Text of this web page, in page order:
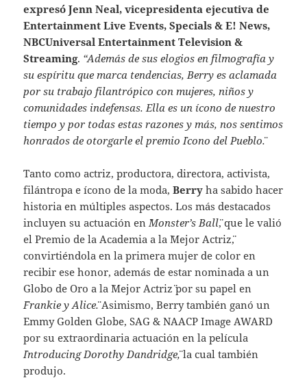
expresó Jenn Neal, vicepresidenta ejecutiva de
Entertainment Live Events, Specials & E! News,
NBCUniversal Entertainment Television &
Streaming. “Además de sus elogios en filmografía y
su espíritu que marca tendencias, Berry es aclamada
por su trabajo filantrópico con mujeres, niños y
comunidades indefensas. Ella es un ícono de nuestro
tiempo y por todas estas razones y más, nos sentimos
honrados de otorgarle el premio ¨Icono del Pueblo¨.
Tanto como actriz, productora, directora, activista,
filántropa e ícono de la moda,Berry ha sabido hacer
historia en múltiples aspectos. Los más destacados
incluyen su actuación en ¨ Monster’s Ball¨, que le valió
el Premio de la Academia a la ¨Mejor Actriz¨,
convirtiéndola en la primera mujer de color en
recibir ese honor, además de estar nominada a un
Globo de Oro a la ¨Mejor Actriz¨ por su papel en
¨Frankie y Alice¨.Asimismo, Berry también ganó un
Emmy Golden Globe, SAG & NAACP Image AWARD
por su extraordinaria actuación en la película
¨Introducing Dorothy Dandridge¨,la cual también
produjo.